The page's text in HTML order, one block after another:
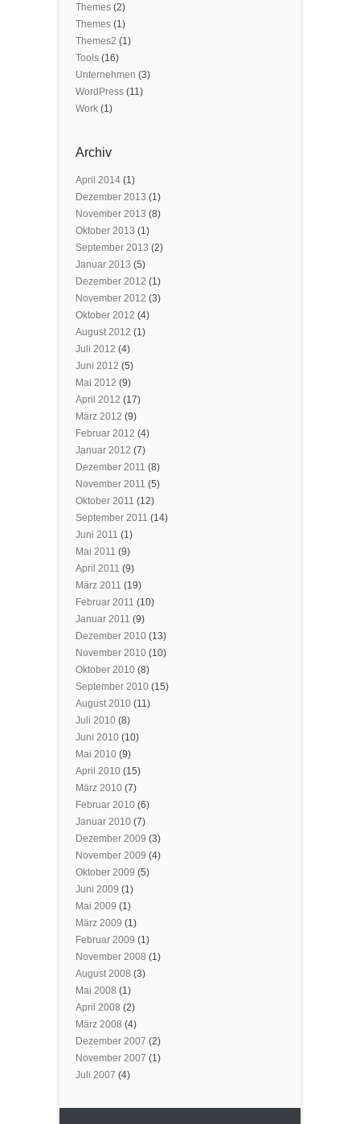
Themes (2)
Themes (1)
Themes2 (1)
Tools (16)
Unternehmen (3)
WordPress (11)
Work (1)
Archiv
April 2014 (1)
Dezember 2013 (1)
November 2013 (8)
Oktober 2013 (1)
September 2013 (2)
Januar 2013 (5)
Dezember 2012 (1)
November 2012 (3)
Oktober 2012 (4)
August 2012 (1)
Juli 2012 (4)
Juni 2012 (5)
Mai 2012 (9)
April 2012 (17)
März 2012 (9)
Februar 2012 (4)
Januar 2012 (7)
Dezember 2011 (8)
November 2011 (5)
Oktober 2011 (12)
September 2011 (14)
Juni 2011 (1)
Mai 2011 (9)
April 2011 (9)
März 2011 (19)
Februar 2011 (10)
Januar 2011 (9)
Dezember 2010 (13)
November 2010 (10)
Oktober 2010 (8)
September 2010 (15)
August 2010 (11)
Juli 2010 (8)
Juni 2010 (10)
Mai 2010 (9)
April 2010 (15)
März 2010 (7)
Februar 2010 (6)
Januar 2010 (7)
Dezember 2009 (3)
November 2009 (4)
Oktober 2009 (5)
Juni 2009 (1)
Mai 2009 (1)
März 2009 (1)
Februar 2009 (1)
November 2008 (1)
August 2008 (3)
Mai 2008 (1)
April 2008 (2)
März 2008 (4)
Dezember 2007 (2)
November 2007 (1)
Juli 2007 (4)